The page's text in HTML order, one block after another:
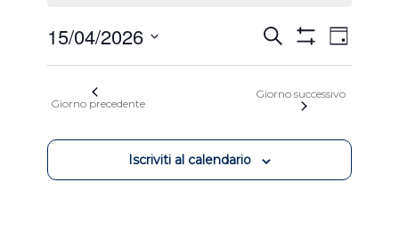
Aprile,
2026
Eventi
Ricerca
e
viste
Cerca
Filtri
Giorno
15/04/2026
Giorno precedente
Giorno successivo
Iscriviti al calendario